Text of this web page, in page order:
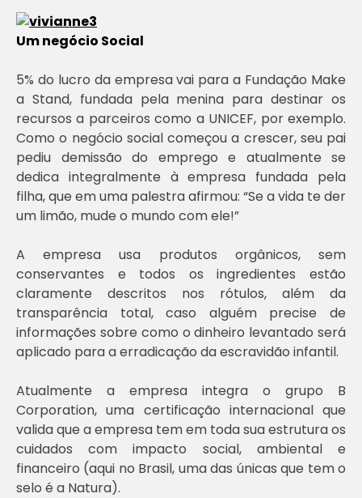
Um negócio Social
5% do lucro da empresa vai para a Fundação Make
a Stand, fundada pela menina para destinar os
recursos a parceiros como a UNICEF, por exemplo.
Como o negócio social começou a crescer, seu pai
pediu demissão do emprego e atualmente se
dedica integralmente à empresa fundada pela
filha, que em uma palestra afirmou: “Se a vida te der
um limão, mude o mundo com ele!”
A empresa usa produtos orgânicos, sem
conservantes e todos os ingredientes estão
claramente descritos nos rótulos, além da
transparência total, caso alguém precise de
informações sobre como o dinheiro levantado será
aplicado para a erradicação da escravidão infantil.
Atualmente a empresa integra o grupo B
Corporation, uma certificação internacional que
valida que a empresa tem em toda sua estrutura os
cuidados com impacto social, ambiental e
financeiro (aqui no Brasil, uma das únicas que tem o
selo é a Natura).